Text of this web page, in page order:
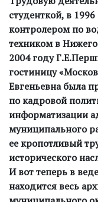
студенткой, в
контролером по
техником в
2004 году
гостиницу
Евгеньевна была
по кадровой
информатизации
муниципального
ее кропотливый
исторического
И вот теперь в
находится весь